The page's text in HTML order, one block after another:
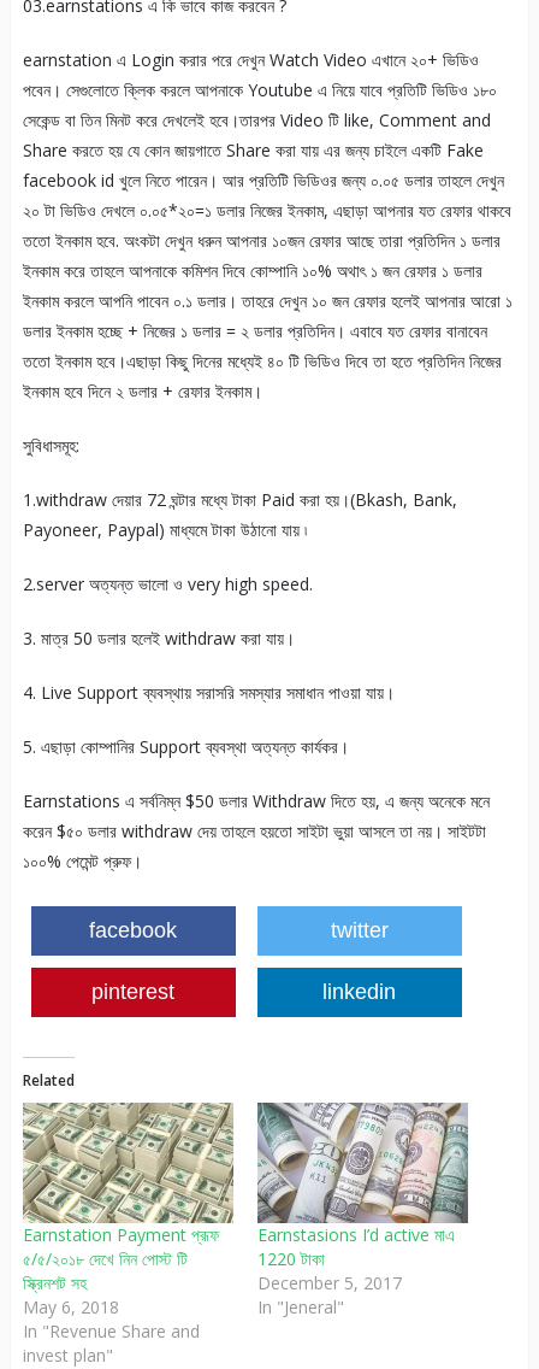
03.earnstations এ কি ভাবে কাজ করবেন ?
earnstation এ Login করার পরে দেখুন Watch Video এখানে ২০+ ভিডিও
পবেন। সেগুলোতে ক্লিক করলে আপনাকে Youtube এ নিয়ে যাবে প্রতিটি ভিডিও ১৮০
সেকেন্ড বা তিন মিনট করে দেখলেই হবে।তারপর Video টি like, Comment and
Share করতে হয় যে কোন জায়গাতে Share করা যায় এর জন্য চাইলে একটি Fake
facebook id খুলে নিতে পারেন। আর প্রতিটি ভিডিওর জন্য ০.০৫ ডলার তাহলে দেখুন
২০ টা ভিডিও দেখলে ০.০৫*২০=১ ডলার নিজের ইনকাম, এছাড়া আপনার যত রেফার থাকবে
ততো ইনকাম হবে. অংকটা দেখুন ধরুন আপনার ১০জন রেফার আছে তারা প্রতিদিন ১ ডলার
ইনকাম করে তাহলে আপনাকে কমিশন দিবে কোম্পানি ১০% অথাৎ ১ জন রেফার ১ ডলার
ইনকাম করলে আপনি পাবেন ০.১ ডলার। তাহরে দেখুন ১০ জন রেফার হলেই আপনার আরো ১
ডলার ইনকাম হচ্ছে + নিজের ১ ডলার = ২ ডলার প্রতিদিন। এবাবে যত রেফার বানাবেন
ততো ইনকাম হবে।এছাড়া কিছু দিনের মধ্যেই ৪০ টি ভিডিও দিবে তা হতে প্রতিদিন নিজের
ইনকাম হবে দিনে ২ ডলার + রেফার ইনকাম।
সুবিধাসমূহ:
1.withdraw দেয়ার 72 ঘন্টার মধ্যে টাকা Paid করা হয়।(Bkash, Bank,
Payoneer, Paypal) মাধ্যমে টাকা উঠানো যায় ৷
2.server অত্যন্ত ভালো ও very high speed.
3. মাত্র 50 ডলার হলেই withdraw করা যায়।
4. Live Support ব্যবস্থায় সরাসরি সমস্যার সমাধান পাওয়া যায়।
5. এছাড়া কোম্পানির Support ব্যবস্থা অত্যন্ত কার্যকর।
Earnstations এ সর্বনিম্ন $50 ডলার Withdraw দিতে হয়, এ জন্য অনেকে মনে
করেন $৫০ ডলার withdraw দেয় তাহলে হয়তো সাইটা ভুয়া আসলে তা নয়। সাইটটা
১০০% পেমেন্ট প্রুফ।
facebook twitter
pinterest linkedin
Related
Earnstation Payment প্রূফ
৫/৫/২০১৮ দেখে নিন পোস্ট টি
স্ক্রিনশট সহ
May 6, 2018
In "Revenue Share and
invest plan"
Earnstasions I’d active মাএ
1220 টাকা
December 5, 2017
In "Jeneral"